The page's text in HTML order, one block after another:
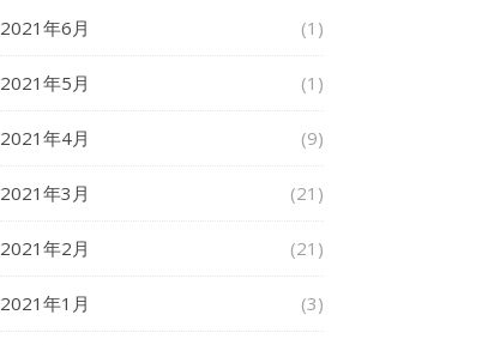
2021年6月 (1)
2021年5月 (1)
2021年4月 (9)
2021年3月 (21)
2021年2月 (21)
2021年1月 (3)